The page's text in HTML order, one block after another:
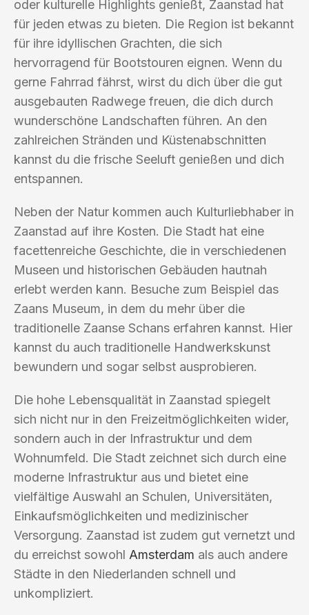
oder kulturelle Highlights genießt, Zaanstad hat
für jeden etwas zu bieten. Die Region ist bekannt
für ihre idyllischen Grachten, die sich
hervorragend für Bootstouren eignen. Wenn du
gerne Fahrrad fährst, wirst du dich über die gut
ausgebauten Radwege freuen, die dich durch
wunderschöne Landschaften führen. An den
zahlreichen Stränden und Küstenabschnitten
kannst du die frische Seeluft genießen und dich
entspannen.
Neben der Natur kommen auch Kulturliebhaber in
Zaanstad auf ihre Kosten. Die Stadt hat eine
facettenreiche Geschichte, die in verschiedenen
Museen und historischen Gebäuden hautnah
erlebt werden kann. Besuche zum Beispiel das
Zaans Museum, in dem du mehr über die
traditionelle Zaanse Schans erfahren kannst. Hier
kannst du auch traditionelle Handwerkskunst
bewundern und sogar selbst ausprobieren.
Die hohe Lebensqualität in Zaanstad spiegelt
sich nicht nur in den Freizeitmöglichkeiten wider,
sondern auch in der Infrastruktur und dem
Wohnumfeld. Die Stadt zeichnet sich durch eine
moderne Infrastruktur aus und bietet eine
vielfältige Auswahl an Schulen, Universitäten,
Einkaufsmöglichkeiten und medizinischer
Versorgung. Zaanstad ist zudem gut vernetzt und
du erreichst sowohl Amsterdam als auch andere
Städte in den Niederlanden schnell und
unkompliziert.